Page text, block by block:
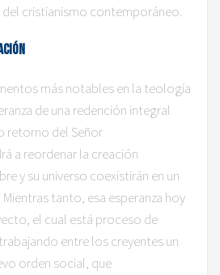
del cristianismo contemporáneo.
más notables en la teología
de una redención integral
retorno del Señor
a reordenar la creación
y su universo coexistirán en un
tanto, esa esperanza hoy
el cual está proceso de
entre los creyentes un
orden social, que